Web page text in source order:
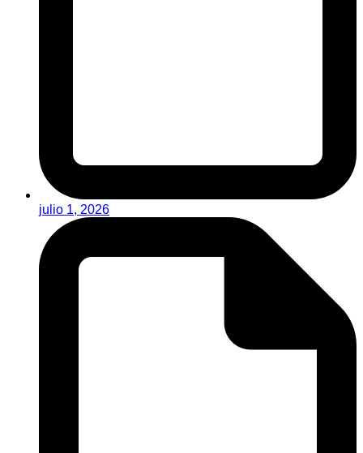
julio 1, 2026